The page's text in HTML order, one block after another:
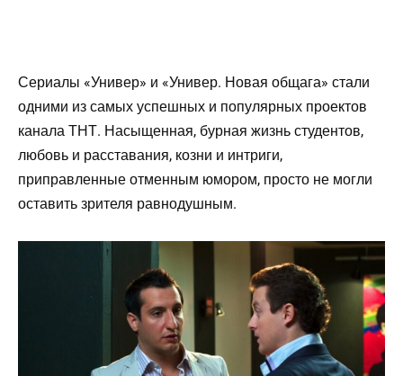
Сериалы «Универ» и «Универ. Новая общага» стали
одними из самых успешных и популярных проектов
канала ТНТ. Насыщенная, бурная жизнь студентов,
любовь и расставания, козни и интриги,
приправленные отменным юмором, просто не могли
оставить зрителя равнодушным.